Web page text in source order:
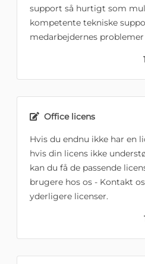
support så hurtigt som
kompetente tekniske
medarbejdernes
Office licens
Hvis du endnu ikke har en
hvis din licens ikke
kan du få de passende
brugere hos os - Kontakt
yderligere licenser.